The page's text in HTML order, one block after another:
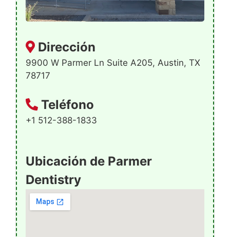
Dirección
9900 W Parmer Ln Suite A205, Austin, TX
78717
Teléfono
+1 512-388-1833
Ubicación de Parmer
Dentistry